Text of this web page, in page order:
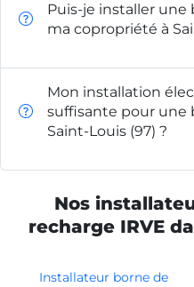
Puis-je installer
ma copropriété à
Mon installation
suffisante pour une
Saint-Louis (97) ?
Nos
recharge IRVE
Installateur borne de